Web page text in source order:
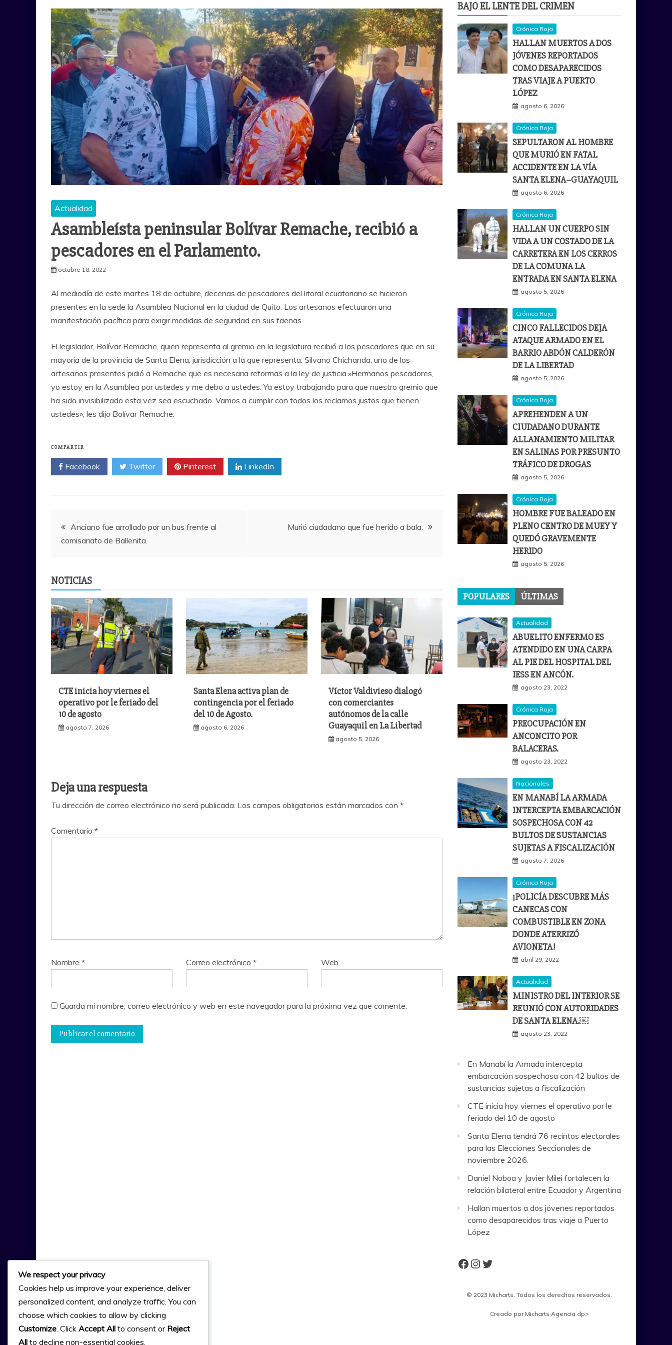
Actualidad
Asambleísta peninsular Bolívar Remache, recibió a
pescadores en el Parlamento.
octubre 18, 2022
Al mediodía de este martes 18 de octubre, decenas de pescadores del litoral ecuatoriano se hicieron
presentes en la sede la Asamblea Nacional en la ciudad de Quito. Los artesanos efectuaron una
manifestación pacífica para exigir medidas de seguridad en sus faenas.
El legislador, Bolívar Remache, quien representa al gremio en la legislatura recibió a los pescadores que en su
mayoría de la provincia de Santa Elena, jurisdicción a la que representa. Silvano Chichanda, uno de los
artesanos presentes pidió a Remache que es necesaria reformas a la ley de justicia.»Hermanos pescadores,
yo estoy en la Asamblea por ustedes y me debo a ustedes. Ya estoy trabajando para que nuestro gremio que
ha sido invisibilizado esta vez sea escuchado. Vamos a cumplir con todos los reclamos justos que tienen
ustedes», les dijo Bolívar Remache.
COMPARTIR
Facebook Twitter Pinterest LinkedIn
Navegación
de
entradas
Anciano fue arrollado por un bus frente al
comisariato de Ballenita.
Murió ciudadano que fue herido a bala.
NOTICIAS
CTE inicia hoy viernes el
operativo por le feriado del
10 de agosto
agosto 7, 2026
Santa Elena activa plan de
contingencia por el feriado
del 10 de Agosto.
agosto 6, 2026
Víctor Valdivieso dialogó
con comerciantes
autónomos de la calle
Guayaquil en La Libertad
agosto 5, 2026
Deja una respuesta
Tu dirección de correo electrónico no será publicada. Los campos obligatorios están marcados con *
Comentario *
Nombre * Correo electrónico* Web
Guarda mi nombre, correo electrónico y web en este navegador para la próxima vez que comente.
BAJO EL LENTE DEL CRIMEN
Crónica Roja
HALLAN MUERTOS A DOS
JÓVENES REPORTADOS
COMO DESAPARECIDOS
TRAS VIAJE A PUERTO
LÓPEZ
agosto 6, 2026
Crónica Roja
SEPULTARON AL HOMBRE
QUE MURIÓ EN FATAL
ACCIDENTE EN LA VÍA
SANTA ELENA–GUAYAQUIL
agosto 6, 2026
Crónica Roja
HALLAN UN CUERPO SIN
VIDA A UN COSTADO DE LA
CARRETERA EN LOS CERROS
DE LA COMUNA LA
ENTRADA EN SANTA ELENA
agosto 5, 2026
Crónica Roja
CINCO FALLECIDOS DEJA
ATAQUE ARMADO EN EL
BARRIO ABDÓN CALDERÓN
DE LA LIBERTAD
agosto 5, 2026
Crónica Roja
APREHENDEN A UN
CIUDADANO DURANTE
ALLANAMIENTO MILITAR
EN SALINAS POR PRESUNTO
TRÁFICO DE DROGAS
agosto 5, 2026
Crónica Roja
HOMBRE FUE BALEADO EN
PLENO CENTRO DE MUEY Y
QUEDÓ GRAVEMENTE
HERIDO
agosto 5, 2026
POPULARES ÚLTIMAS
Actualidad
ABUELITO ENFERMO ES
ATENDIDO EN UNA CARPA
AL PIE DEL HOSPITAL DEL
IESS EN ANCÓN.
agosto 23, 2022
Crónica Roja
PREOCUPACIÓN EN
ANCONCITO POR
BALACERAS.
agosto 23, 2022
Nacionales
EN MANABÍ LA ARMADA
INTERCEPTA EMBARCACIÓN
SOSPECHOSA CON 42
BULTOS DE SUSTANCIAS
SUJETAS A FISCALIZACIÓN
agosto 7, 2026
Crónica Roja
¡POLICÍA DESCUBRE MÁS
CANECAS CON
COMBUSTIBLE EN ZONA
DONDE ATERRIZÓ
AVIONETA!
abril 29, 2022
Actualidad
MINISTRO DEL INTERIOR SE
REUNIÓ CON AUTORIDADES
DE SANTA ELENA.￼
agosto 23, 2022
En Manabí la Armada intercepta
embarcación sospechosa con 42 bultos de
sustancias sujetas a fiscalización
CTE inicia hoy viernes el operativo por le
feriado del 10 de agosto
Santa Elena tendrá 76 recintos electorales
para las Elecciones Seccionales de
noviembre 2026.
Daniel Noboa y Javier Milei fortalecen la
relación bilateral entre Ecuador y Argentina
Hallan muertos a dos jóvenes reportados
como desaparecidos tras viaje a Puerto
López
Facebook
Instagram
Twitter
© 2023 Micharts. Todos los derechos reservados.
Creado por Micharts Agencia dp>
We respect your privacy
Cookies help us improve your experience, deliver
personalized content, and analyze traffic. You can
choose which cookies to allow by clicking
Customize. Click Accept All to consent or Reject
All to decline non-essential cookies.